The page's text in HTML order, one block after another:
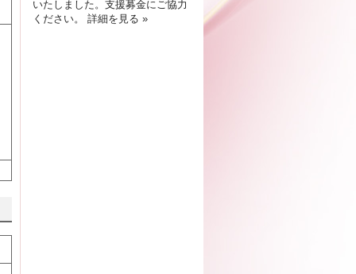
いたしました。支援募金にご協力
ください。 詳細を見る »